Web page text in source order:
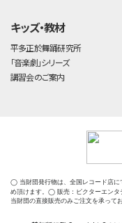
キッズ・教材
平多正於舞踊研究所
「音楽劇」シリーズ
講習会のご案内
◯ 当財団発行物は、全国レコード店に
め頂けます。◯ 販売：ビクターエン
当財団の直接販売のみご注文を承ってお